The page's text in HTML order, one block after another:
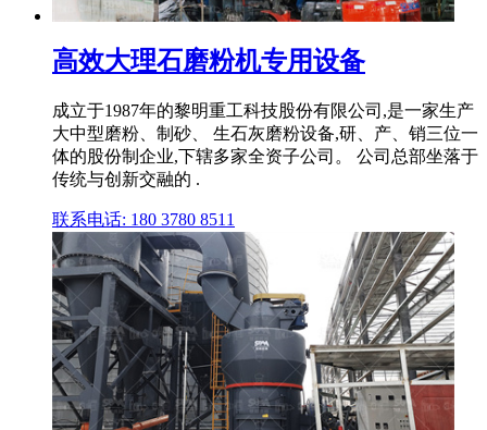
高效大理石磨粉机专用设备
成立于1987年的黎明重工科技股份有限公司,是一家生产
大中型磨粉、制砂、 生石灰磨粉设备,研、产、销三位一
体的股份制企业,下辖多家全资子公司。 公司总部坐落于
传统与创新交融的 .
联系电话: 180 3780 8511